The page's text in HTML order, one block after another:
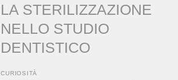
LA STERILIZZAZIONE
NELLO STUDIO
DENTISTICO
CURIOSITÀ